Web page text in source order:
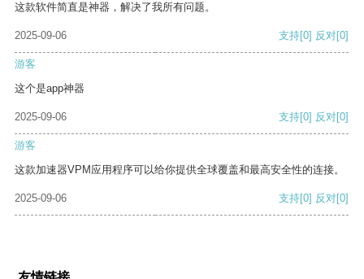
这款软件简直是神器，解决了我所有问题。
2025-09-06 支持[0] 反对[0]
游客
这个是app神器
2025-09-06 支持[0] 反对[0]
游客
这款加速器VPM应用程序可以给你提供全球覆盖和最高安全性的连接。
2025-09-06 支持[0] 反对[0]